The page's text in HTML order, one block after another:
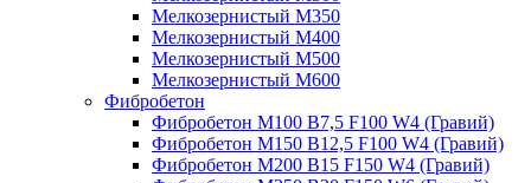
Мелкозернистый М350
Мелкозернистый М400
Мелкозернистый М500
Мелкозернистый М600
Фибробетон
Фибробетон М100 B7,5 F100 W4 (Гравий)
Фибробетон М150 B12,5 F100 W4 (Гравий)
Фибробетон М200 B15 F150 W4 (Гравий)